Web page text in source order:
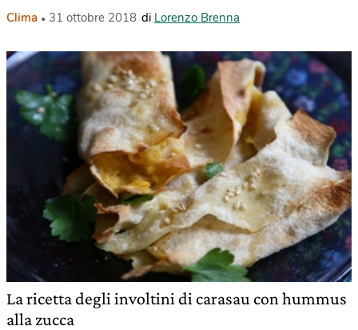
Clima 31 ottobre 2018 di Lorenzo Brenna
La ricetta degli involtini di carasau con hummus
alla zucca